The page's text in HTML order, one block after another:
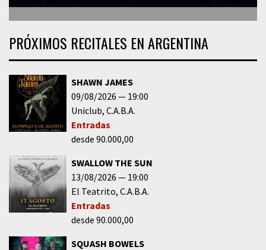
PRÓXIMOS RECITALES EN ARGENTINA
SHAWN JAMES
09/08/2026
19:00
Uniclub C.A.B.A.
Entradas
desde 90.000,00
SWALLOW THE SUN
13/08/2026
19:00
El Teatrito C.A.B.A.
Entradas
desde 90.000,00
SQUASH BOWELS